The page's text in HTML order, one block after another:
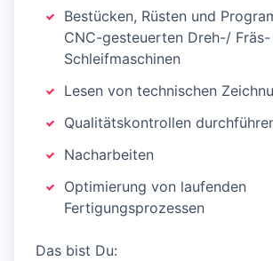
Bestücken, Rüsten und
CNC-gesteuerten Dreh-/ Fräs-
Schleifmaschinen
Lesen von technischen
Qualitätskontrollen
Nacharbeiten
Optimierung von laufenden
Fertigungsprozessen
Das bist Du: